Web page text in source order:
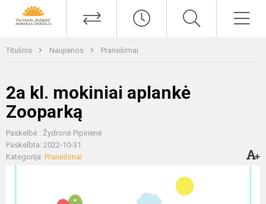
Titulinis Naujienos Pranešimai
2a kl. mokiniai aplankė
Zooparką
Paskelbė : Žydronė Pipirienė
Paskelbta: 2022-10-31
Kategorija: Pranešimai